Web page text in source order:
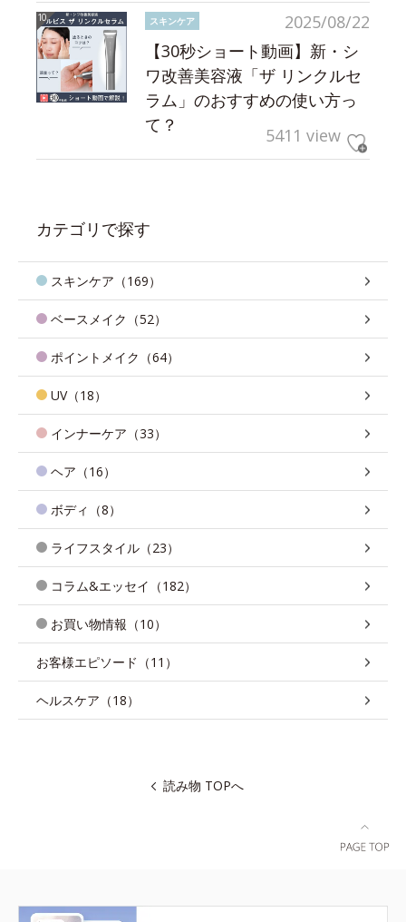
2025/08/22
スキンケア
【30秒ショート動画】新・シ
ワ改善美容液「ザ リンクルセ
ラム」のおすすめの使い方っ
て？
5411 view
カテゴリで探す
スキンケア（169）
ベースメイク（52）
ポイントメイク（64）
UV（18）
インナーケア（33）
ヘア（16）
ボディ（8）
ライフスタイル（23）
コラム&エッセイ（182）
お買い物情報（10）
お客様エピソード（11）
ヘルスケア（18）
読み物 TOPへ